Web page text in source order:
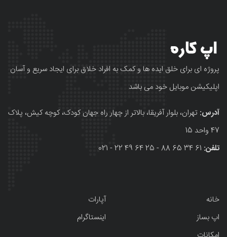
پروژه ای برای خلق ایده ها و کمک به افراد خلاق برای ایجاد سریع و آسان
اپلیکیشن موبایل خود می باشد
آدرس: تهران، بلوار آفریقا، بالاتر از چهار راه جهان کودک، کوچه کیش، پلاک
47 واحد 15
تلفن:
خانه
اپ بساز
آپارات
اینستاگرام